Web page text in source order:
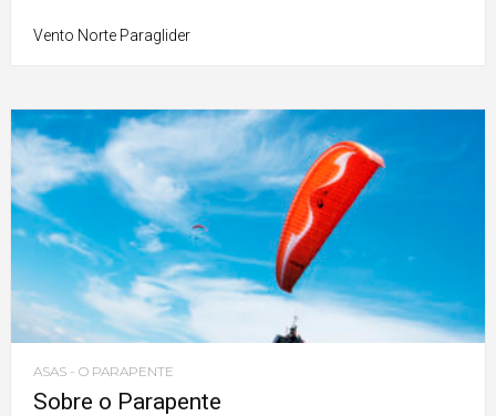
Vento Norte Paraglider
ASAS - O PARAPENTE
Sobre o Parapente